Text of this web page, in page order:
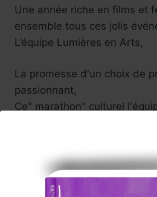
Une année riche en films et
ensemble tous ces jolis
L’équipe Lumières en Arts,
La promesse d'un choix de
passionnant,
Ce" marathon" culturel
Vivez de belles émotions
ces voyages en arts !